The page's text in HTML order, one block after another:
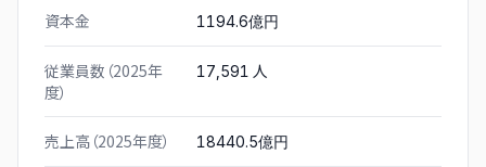
資本金 1194.6億円
従業員数（2025年
度）
17,591 人
売上高（2025年度） 18440.5億円